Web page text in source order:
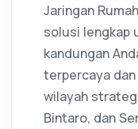
Jaringan
solusi lengkap
kandungan
terpercaya
wilayah
Bintaro, dan